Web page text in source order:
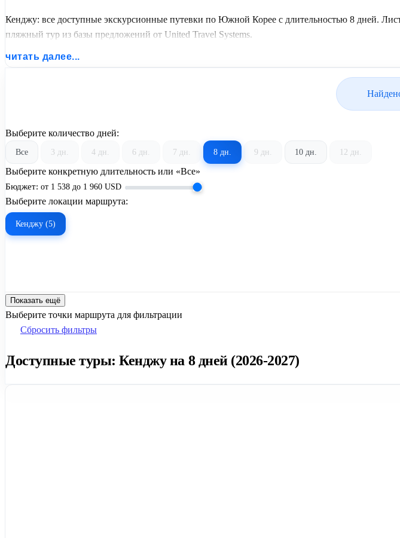
Кенджу: все доступные экскурсионные путевки по Южной Корее с длительностью 8 дней.
пляжный тур из базы предложений от United Travel Systems.
читать далее...
Выберите количество дней:
Все 3 дн. 4 дн. 6 дн. 7 дн. 8 дн. 9 дн. 10 дн. 12 дн.
Выберите конкретную длительность или «Все»
Бюджет: от 1 538 до 1 960 USD
Выберите локации маршрута:
Кенджу (5)
Показать ещё
Выберите точки маршрута для фильтрации
Сбросить фильтры
Доступные туры: Кенджу на 8 дней (2026-2027)